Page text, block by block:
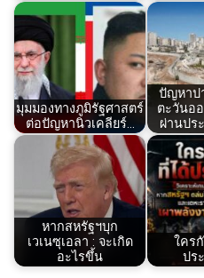
มุมมองทางภูมิรัฐศาสตร์
ต่อปัญหานิวเคลียร์​…
ปัญหาป
ตะวันอ
ผ่านปร
หากสหรัฐฯบุก
เวเนซุเอลา : จะเกิด
อะไรขึ้น
ใคร
ปร